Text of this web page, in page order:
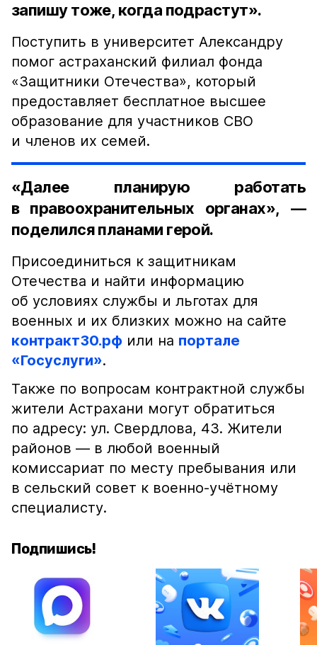
запишу тоже, когда подрастут».
Поступить в университет Александру
помог астраханский филиал фонда
«Защитники Отечества», который
предоставляет бесплатное высшее
образование для участников СВО
и членов их семей.
«Далее планирую работать
в правоохранительных органах», —
поделился планами герой.
Присоединиться к защитникам
Отечества и найти информацию
об условиях службы и льготах для
военных и их близких можно на сайте
контракт30.рф или на портале
«Госуслуги».
Также по вопросам контрактной службы
жители Астрахани могут обратиться
по адресу: ул. Свердлова, 43. Жители
районов — в любой военный
комиссариат по месту пребывания или
в сельский совет к военно-учётному
специалисту.
Подпишись!